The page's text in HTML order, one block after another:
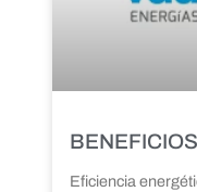
Eficiencia